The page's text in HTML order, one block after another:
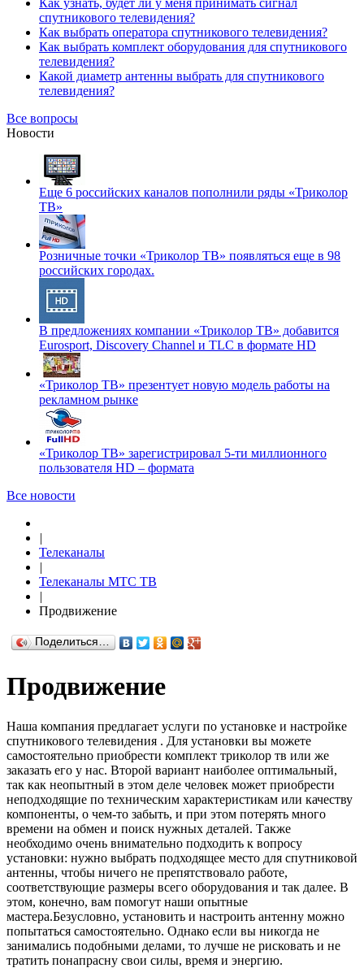
Как узнать, будет ли у меня принимать сигнал
спутникового телевидения?
Как выбрать оператора спутникового телевидения?
Как выбрать комплект оборудования для спутникового
телевидения?
Какой диаметр антенны выбрать для спутникового
телевидения?
Все вопросы
Новости
Еще 6 российских каналов пополнили ряды «Триколор
ТВ»
Розничные точки «Триколор ТВ» появляться еще в 98
российских городах.
В предложениях компании «Триколор ТВ» добавится
Eurosport, Discovery Channel и TLC в формате HD
«Триколор ТВ» презентует новую модель работы на
рекламном рынке
«Триколор ТВ» зарегистрировал 5-ти миллионного
пользователя HD – формата
Все новости
|
Телеканалы
|
Телеканалы МТС ТВ
|
Продвижение
Поделиться…
Продвижение
Наша компания предлагает услуги по установке и настройке
спутникового телевидения . Для установки вы можете
самостоятельно приобрести комплект триколор тв или же
заказать его у нас. Второй вариант наиболее оптимальный,
так как неопытный в этом деле человек может приобрести
неподходящие по техническим характеристикам или качеству
компоненты, о чем-то забыть, и при этом потерять много
времени на обмен и поиск нужных деталей. Также
необходимо очень внимательно подходить к вопросу
установки: нужно выбрать подходящее место для спутниковой
антенны, чтобы ничего не препятствовало работе,
соответствующие размеры всего оборудования и так далее. В
этом, конечно, вам помогут наши опытные
мастера.Безусловно, установить и настроить антенну можно
попытаться самостоятельно. Однако если вы никогда не
занимались подобными делами, то лучше не рисковать и не
тратить понапрасну свои силы, время и энергию.